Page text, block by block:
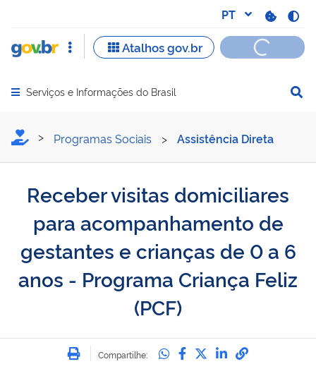
Abrir menu principal de navegação
Serviços e Informações do Brasil
Receber visitas
Programas Sociais > Assistência Direta
Receber visitas domiciliares
para acompanhamento de
gestantes e crianças de 0 a 6
anos - Programa Criança Feliz
(PCF)
Imprimir
Compartilhe: Compartilhe no
Compartilhe no
Compartilhe no
Compartilhe